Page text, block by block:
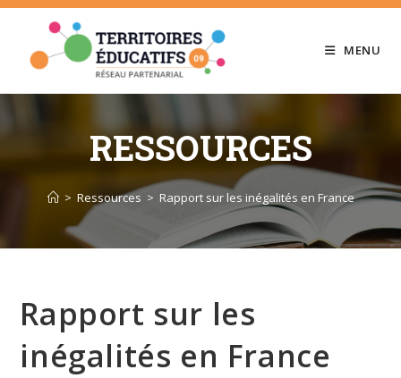
Skip
content
MENU
RESSOURCES
> Ressources > Rapport sur les inégalités en France
Rapport sur les
inégalités en France